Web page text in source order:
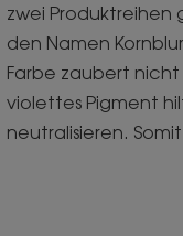
zwei
den Namen
Farbe zaubert
violettes Pigment
neutralisieren.